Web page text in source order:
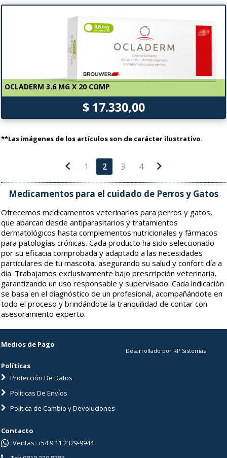
OCLADERM 3.6 MG X 20 COMP
$ 17.330,00
**Las imágenes de los artículos son de carácter ilustrativo.
chevron_left 1 2 3 4 chevron_right
Medicamentos para el cuidado de Perros y Gatos
Ofrecemos medicamentos veterinarios para perros y gatos,
que abarcan desde antiparasitarios y tratamientos
dermatológicos hasta complementos nutricionales y fármacos
para patologías crónicas. Cada producto ha sido seleccionado
por su eficacia comprobada y adaptado a las necesidades
particulares de tu mascota, asegurando su salud y confort día a
día. Trabajamos exclusivamente bajo prescripción veterinaria,
garantizando un uso responsable y supervisado. Cada indicación
se basa en el diagnóstico de un profesional, acompañándote en
todo el proceso y brindándote la tranquilidad de contar con
asesoramiento experto.
Medios de Pago
Políticas
Protección De Datos
Políticas De Envíos
Política de Cambio y Devoluciones
Desarrollado por RP Sistemas
Contacto
Ventas: +54 9 11 2329-9944